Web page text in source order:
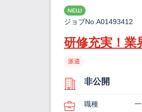
NEW
ジョブNo. A01493412
研修充実！業
派遣
非公開
職種